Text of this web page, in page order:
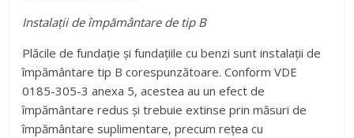
Instalații de împământare de tip B
Plăcile de fundație și fundațiile cu benzi sunt instalații de
împământare tip B corespunzătoare. Conform VDE
0185-305-3 anexa 5, acestea au un efect de
împământare redus și trebuie extinse prin măsuri de
împământare suplimentare, precum rețea cu